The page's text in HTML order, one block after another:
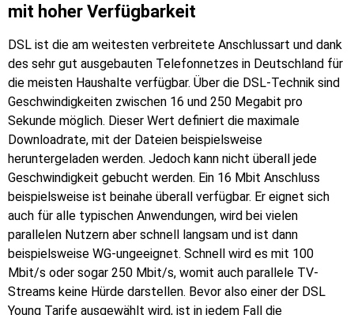
mit hoher Verfügbarkeit
DSL ist die am weitesten verbreitete Anschlussart und dank
des sehr gut ausgebauten Telefonnetzes in Deutschland für
die meisten Haushalte verfügbar. Über die DSL-Technik sind
Geschwindigkeiten zwischen 16 und 250 Megabit pro
Sekunde möglich. Dieser Wert definiert die maximale
Downloadrate, mit der Dateien beispielsweise
heruntergeladen werden. Jedoch kann nicht überall jede
Geschwindigkeit gebucht werden. Ein 16 Mbit Anschluss
beispielsweise ist beinahe überall verfügbar. Er eignet sich
auch für alle typischen Anwendungen, wird bei vielen
parallelen Nutzern aber schnell langsam und ist dann
beispielsweise WG-ungeeignet. Schnell wird es mit 100
Mbit/s oder sogar 250 Mbit/s, womit auch parallele TV-
Streams keine Hürde darstellen. Bevor also einer der DSL
Young Tarife ausgewählt wird, ist in jedem Fall die